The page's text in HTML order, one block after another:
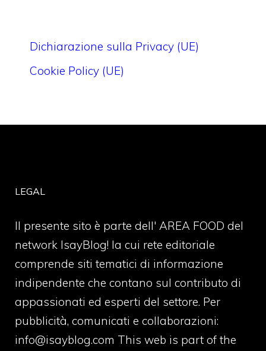
Dichiarazione sulla Privacy (UE)
Cookie Policy (UE)
LEGAL
Il presente sito è parte dell' AREA FOOD del
network IsayBlog! la cui rete editoriale
comprende siti tematici di informazione
indipendente che contano sul contributo di
appassionati ed esperti del settore. Per
pubblicità, comunicati e collaborazioni:
info@isayblog.com This web is part of the